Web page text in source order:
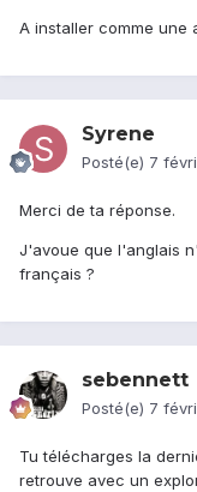
A installer comme une
Syrene
Posté(e) 7
Merci de ta réponse.
J'avoue que l'anglais
français ?
sebennett
Posté(e) 7
Tu télécharges la
retrouve avec un